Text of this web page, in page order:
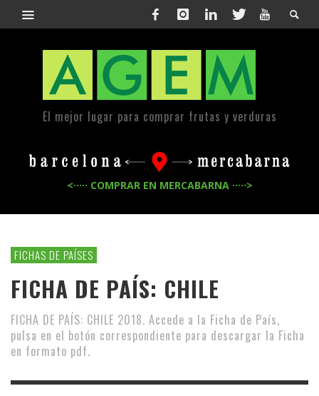
El mejor lugar para comprar frutas y verduras
<····· COMPRAR EN MERCABARNA ·····>
FICHAS DE PAÍSES
FICHA DE PAÍS: CHILE
FICHA DE PAÍS: CHILE 2018. Accede a la Ficha de País,
pulsa en el botón correspondiente para descargar la Ficha
en formato pdf.